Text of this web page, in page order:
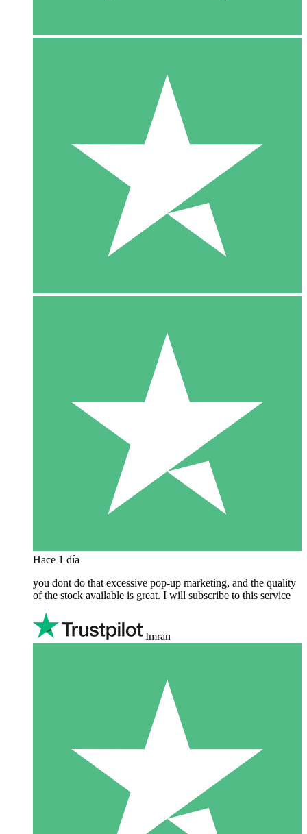
Hace 1 día
you dont do that excessive pop-up marketing, and the quality
of the stock available is great. I will subscribe to this service
Imran